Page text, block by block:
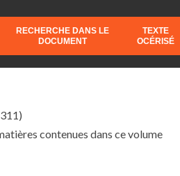
RECHERCHE DANS LE
DOCUMENT
TEXTE
OCÉRISÉ
contenues dans ce volume